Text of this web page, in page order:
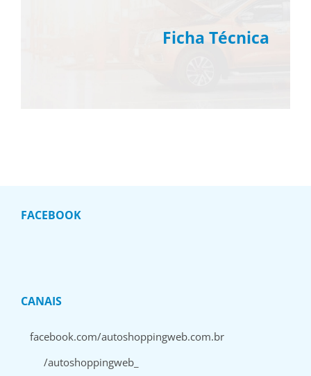
Ficha Técnica
FACEBOOK
CANAIS
facebook.com/autoshoppingweb.com.br
/autoshoppingweb_